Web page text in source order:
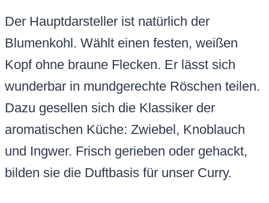
Der Hauptdarsteller ist natürlich der
Blumenkohl. Wählt einen festen, weißen
Kopf ohne braune Flecken. Er lässt sich
wunderbar in mundgerechte Röschen teilen.
Dazu gesellen sich die Klassiker der
aromatischen Küche: Zwiebel, Knoblauch
und Ingwer. Frisch gerieben oder gehackt,
bilden sie die Duftbasis für unser Curry.